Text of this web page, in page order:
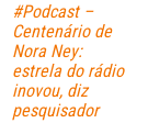
#Podcast –
Centenário de
Nora Ney:
estrela do rádio
inovou, diz
pesquisador